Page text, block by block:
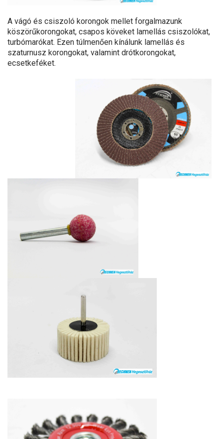
A vágó és csiszoló korongok mellet forgalmazunk
köszörűkorongokat, csapos köveket lamellás csiszolókat,
turbómarókat. Ezen túlmenően kínálunk lamellás és
szaturnusz korongokat, valamint drótkorongokat,
ecsetkeféket.